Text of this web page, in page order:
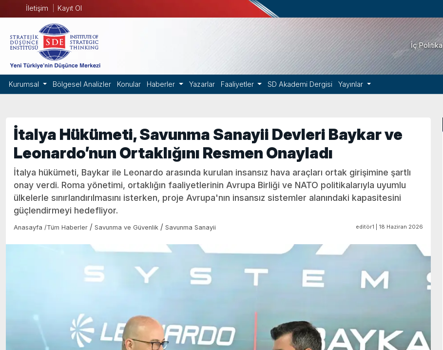
İletişim Kayıt Ol
İç Politika
Kurumsal Bölgesel Analizler Konular Haberler Yazarlar Faaliyetler SD Akademi Dergisi Yayınlar
İtalya Hükümeti, Savunma Sanayii Devleri Baykar ve
Leonardo’nun Ortaklığını Resmen Onayladı
İtalya hükümeti, Baykar ile Leonardo arasında kurulan insansız hava araçları ortak girişimine şartlı
onay verdi. Roma yönetimi, ortaklığın faaliyetlerinin Avrupa Birliği ve NATO politikalarıyla uyumlu
ülkelerle sınırlandırılmasını isterken, proje Avrupa'nın insansız sistemler alanındaki kapasitesini
güçlendirmeyi hedefliyor.
Anasayfa /Tüm Haberler / Savunma ve Güvenlik / Savunma Sanayii editör1 | 18 Haziran 2026